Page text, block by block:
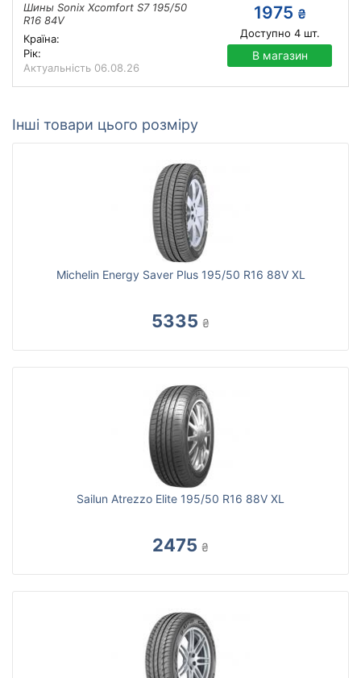
Шины Sonix Xcomfort S7 195/50
R16 84V
Країна:
Рік:
Актуальність 06.08.26
1975 ₴
Доступно 4шт.
В магазин
Інші товари цього розміру
Michelin Energy Saver Plus 195/50 R16 88V XL
5335 ₴
Sailun Atrezzo Elite 195/50 R16 88V XL
2475 ₴